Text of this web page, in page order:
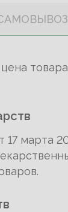
17 марта